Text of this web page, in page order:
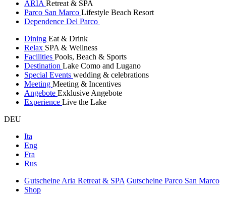
ARIA Retreat & SPA
Parco San Marco Lifestyle Beach Resort
Dependence Del Parco
Dining Eat & Drink
Relax SPA & Wellness
Facilities Pools, Beach & Sports
Destination Lake Como and Lugano
Special Events wedding & celebrations
Meeting Meeting & Incentives
Angebote Exklusive Angebote
Experience Live the Lake
DEU
Ita
Eng
Fra
Rus
Gutscheine Aria Retreat & SPA Gutscheine Parco San Marco
Shop